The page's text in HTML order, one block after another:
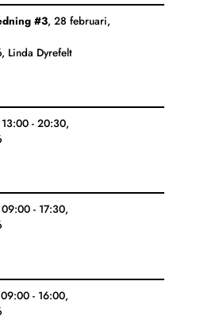
#3, 28 februari,
Linda Dyrefelt
13:00- 20:30,
09:00- 17:30,
09:00- 16:00,